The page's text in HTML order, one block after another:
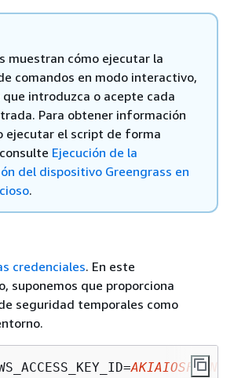
muestran cómo ejecutar la
comandos en modo interactivo,
que introduzca o acepte cada
Para obtener información
ejecutar el script de forma
Ejecución de la
del dispositivo Greengrass en
.
credenciales. En este
suponemos que proporciona
seguridad temporales como